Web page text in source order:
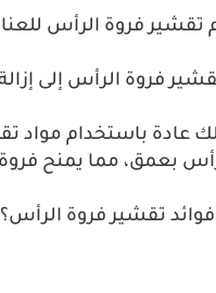
فروة الرأس
فروة الرأس إلى
عادة باستخدام
بعمق، مما يمنح
تقشير فروة